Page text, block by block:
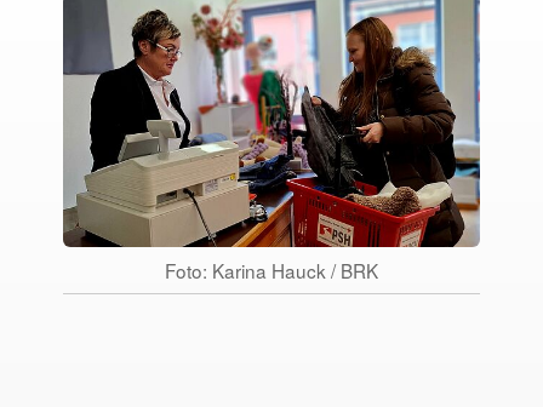
Foto: Karina Hauck / BRK